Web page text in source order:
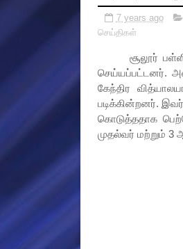
7 years ago
செய்திகள்
சூலூர் பள்ளி
செய்யப்பட்டனர்.
கேந்திர
படிக்கின்றனர்.
கொடுத்ததாக
முதல்வர் மற்றும் 3